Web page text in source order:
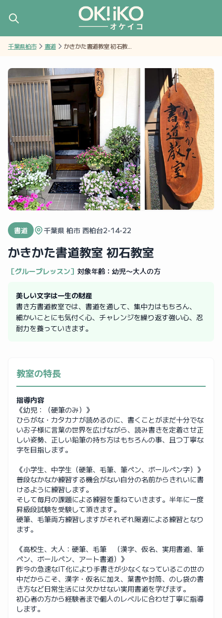
千葉県柏市 書道 かきかた書道教室 初石教...
書道 千葉県 柏市 西柏台2-14-22
かきかた書道教室 初石教室
［グループレッスン］ 対象年齢： 幼児〜大人の方
美しい文字は一生の財産
書き方書道教室では、書道を通して、集中力はもちろん、
細かいことにも気付く心、チャレンジを繰り返す強い心、忍
耐力を養っていきます。
教室の特長
指導内容
《幼児：（硬筆のみ）》
ひらがな・カタカナが読めるのに、書くことがまだ十分でな
いお子様に言葉の世界を広げながら、読み書きを定着させ正
しい姿勢、正しい鉛筆の持ち方はもちろんの事、且つ丁寧な
字を目指します。
《小学生、中学生（硬筆、毛筆、筆ペン、ボールペン字）》
普段なかなか練習する機会がない自分の名前からきれいに書
けるように練習します。
そして毎月の課題による練習を重ねていきます。半年に一度
昇級段試験を受験して頂きます。
硬筆、毛筆両方練習しますがそれぞれ隔週による練習となり
ます。
《高校生、大人：硬筆、毛筆 （漢字、仮名、実用書道、筆
ペン、ボールペン、アート書道）》
昨今の急速なIT化により手書きが少なくなっているこの世の
中だからこそ、漢字・仮名に加え、葉書や封筒、のし袋の書
き方など日常生活には欠かせない実用書道を学びます。
初心者の方から経験者まで個人のレベルに合わせ丁寧に指導
します。